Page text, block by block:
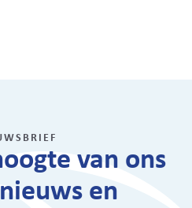
van ons
en